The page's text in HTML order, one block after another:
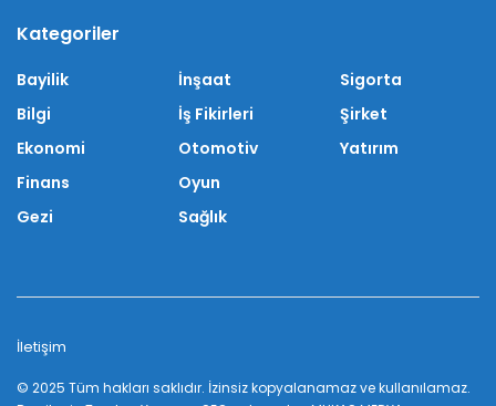
Kategoriler
Bayilik
Bilgi
Ekonomi
Finans
Gezi
İnşaat
İş Fikirleri
Otomotiv
Oyun
Sağlık
Sigorta
Şirket
Yatırım
İletişim
© 2025 Tüm hakları saklıdır. İzinsiz kopyalanamaz ve kullanılamaz.